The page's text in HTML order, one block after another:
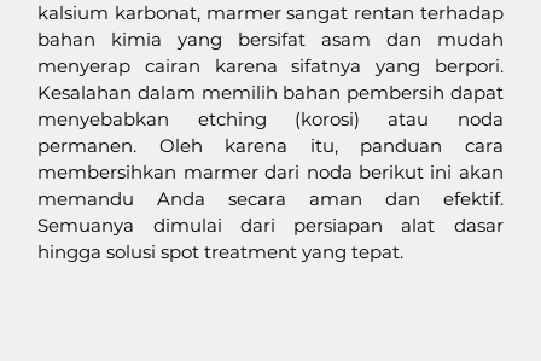
kalsium karbonat, marmer sangat rentan terhadap
bahan kimia yang bersifat asam dan mudah
menyerap cairan karena sifatnya yang berpori.
Kesalahan dalam memilih bahan pembersih dapat
menyebabkan etching (korosi) atau noda
permanen. Oleh karena itu, panduan cara
membersihkan marmer dari noda berikut ini akan
memandu Anda secara aman dan efektif.
Semuanya dimulai dari persiapan alat dasar
hingga solusi spot treatment yang tepat.